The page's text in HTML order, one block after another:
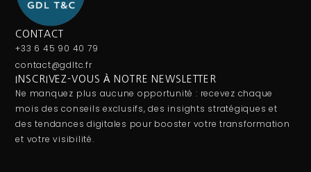
CONTACT
+33 6 45 90 40 79
contact@gdltc.fr
INSCRIVEZ-VOUS À NOTRE NEWSLETTER
Ne manquez plus aucune opportunité : recevez chaque
mois des conseils exclusifs, des insights stratégiques et
des tendances digitales pour booster votre transformation
et votre visibilité.